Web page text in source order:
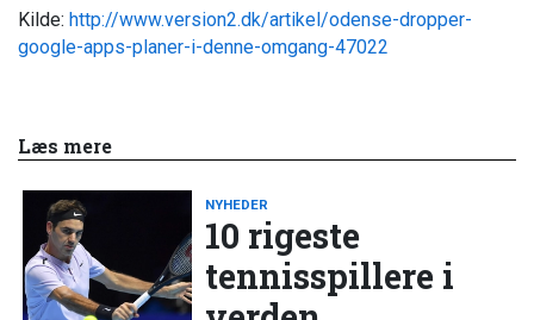
Kilde: http://www.version2.dk/artikel/odense-dropper-
google-apps-planer-i-denne-omgang-47022
Læs mere
NYHEDER
10 rigeste
tennisspillere i